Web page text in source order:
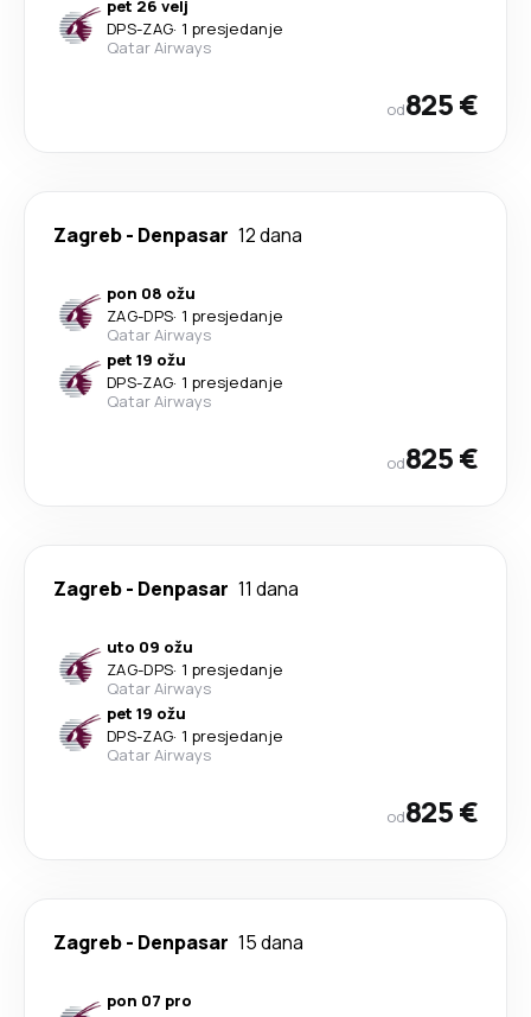
pet 26 velj
DPS-ZAG· 1 presjedanje
Qatar Airways
od825 €
Zagreb- Denpasar 12 dana
pon 08 ožu
ZAG-DPS· 1 presjedanje
Qatar Airways
pet 19 ožu
DPS-ZAG· 1 presjedanje
Qatar Airways
od825 €
Zagreb- Denpasar 11 dana
uto 09 ožu
ZAG-DPS· 1 presjedanje
Qatar Airways
pet 19 ožu
DPS-ZAG· 1 presjedanje
Qatar Airways
od825 €
Zagreb- Denpasar 15 dana
pon 07 pro